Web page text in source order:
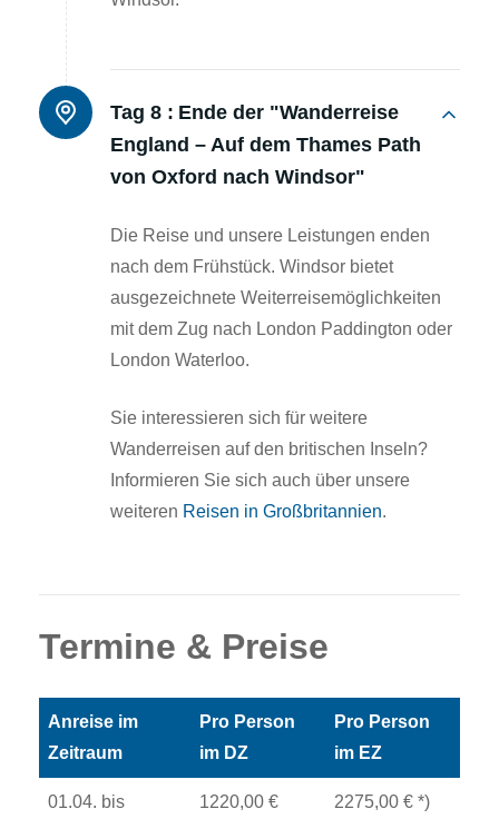
Tag 8 : Ende der "Wanderreise
England – Auf dem Thames Path
von Oxford nach Windsor"
Die Reise und unsere Leistungen enden
nach dem Frühstück. Windsor bietet
ausgezeichnete Weiterreisemöglichkeiten
mit dem Zug nach London Paddington oder
London Waterloo.
Sie interessieren sich für weitere
Wanderreisen auf den britischen Inseln?
Informieren Sie sich auch über unsere
weiteren Reisen in Großbritannien.
Termine & Preise
Anreise im
Zeitraum
Pro Person
im DZ
Pro Person
im EZ
01.04. bis 1220,00 € 2275,00 € *)